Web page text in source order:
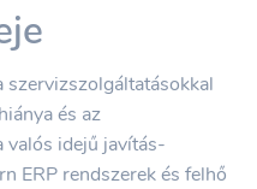
és az
valós idejű javítás-
ERP rendszerek és felhő